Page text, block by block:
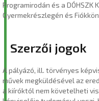
Programirodán és a DÓHSZK
Gyermekrészlegén és
Szerzői jogok
A pályázó, ill. törvényes
művek megküldésével az
a kiíróktól nem követelheti